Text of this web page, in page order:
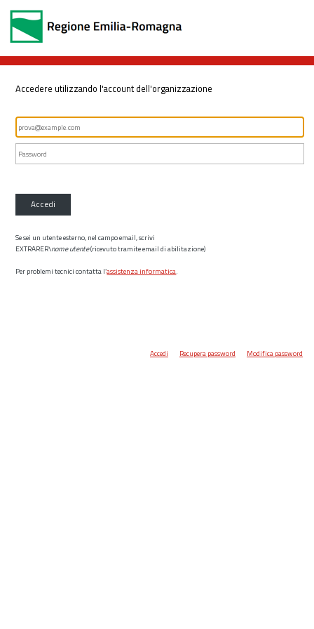
Accedere utilizzando l'account dell'organizzazione
Accedi
Se sei un utente esterno, nel campo email, scrivi
EXTRARER\nome utente(ricevuto tramite email di abilitazione)
Per problemi tecnici contatta l’assistenza informatica.
Accedi Recupera password Modifica password